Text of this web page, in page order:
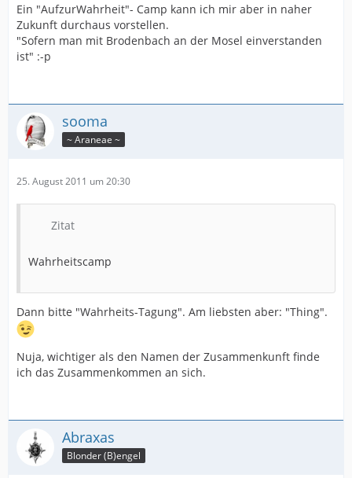
Ein "AufzurWahrheit"- Camp kann ich mir aber in naher
Zukunft durchaus vorstellen.
"Sofern man mit Brodenbach an der Mosel einverstanden
ist" :-p
sooma
~ Araneae ~
25. August 2011 um 20:30
Zitat
Wahrheitscamp
Dann bitte "Wahrheits-Tagung". Am liebsten aber: "Thing".
Nuja, wichtiger als den Namen der Zusammenkunft finde
ich das Zusammenkommen an sich.
Abraxas
Blonder (B)engel